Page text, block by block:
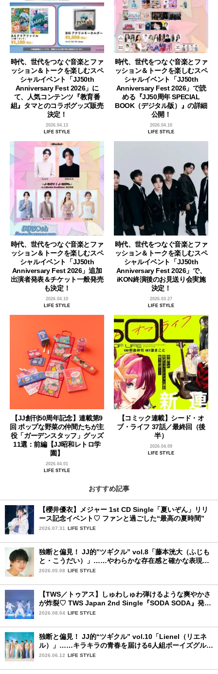
時代、世代をつなぐ音楽とファ
ッション＆トークを楽しむスペ
シャルイベント「JJ50th
Anniversary Fest 2026」に
て、人気コンテンツ『教育番
組』タマとのコラボグッズ販売
決定！
2026.04.13
LIFE STYLE
時代、世代をつなぐ音楽とファ
ッション＆トークを楽しむスペ
シャルイベント「JJ50th
Anniversary Fest 2026」で読
める『JJ50周年 SPECIAL
BOOK（デジタル版）』の詳細
公開！
2026.04.10
LIFE STYLE
時代、世代をつなぐ音楽とファ
ッション＆トークを楽しむスペ
シャルイベント「JJ50th
Anniversary Fest 2026」追加
出演者発表＆チケット一般発売
も決定！
2026.04.10
LIFE STYLE
時代、世代をつなぐ音楽とファ
ッション＆トークを楽しむスペ
シャルイベント「JJ50th
Anniversary Fest 2026」で、
iKON終演後のお見送り会実施
決定！
2026.03.27
LIFE STYLE
【JJ創刊50周年記念】連載第9
回 ポップな野菜の仲間たちが主
役「ガーデンスタッフ」グッズ
11選：前編【JJ昭和レトロ学
園】
2026.04.01
LIFE STYLE
【コミック連載】シード・オ
ブ・ライフ 37話／最終回（後
半）
2026.04.09
LIFE STYLE
おすすめ記事
【櫻井優衣】メジャー 1st CD Single「夏いぞん」リリ
ース記念イベント♡ ファンと過ごした“最高の夏時間”
2026.07.31 LIFE STYLE
独断と偏見！ JJ的”ツギクル” vol.8「藤本洸大（ふじも
と・こうだい）」……やわらかな存在感と確かな表現力
で、じわりと心をつかむ注目株
2026.05.08 LIFE STYLE
【TWS／トゥアス】しゅわしゅわ弾けるような爽やかさ
が炸裂♡ TWS Japan 2nd Single『SODA SODA』発売
記念SPECIAL SHOWCASEを詳細レポ
2026.08.04 LIFE STYLE
独断と偏見！ JJ的“ツギクル” vol.10「Lienel（リエネ
ル）」……キラキラの青春を届ける6人組ボーイズグルー
プ
2026.06.12 LIFE STYLE